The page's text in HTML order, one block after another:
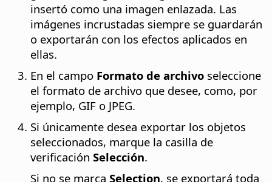
insertó como una imagen enlazada. Las
imágenes incrustadas siempre se guardarán
o exportarán con los efectos aplicados en
ellas.
En el campo Formato de archivo seleccione
el formato de archivo que desee, como, por
ejemplo, GIF o JPEG.
Si únicamente desea exportar los objetos
seleccionados, marque la casilla de
verificación Selección.
Si no se marca Selection, se exportará toda